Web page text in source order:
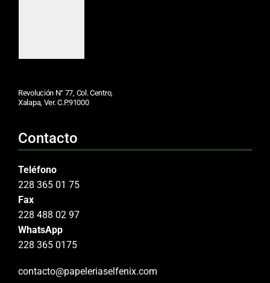
Revolución N° 77, Col. Centro,
Xalapa, Ver. C.P.91000
Contacto
Teléfono
228 365 01 75
Fax
228 488 02 97
WhatsApp
228 365 0175
contacto@papeleriaselfenix.com